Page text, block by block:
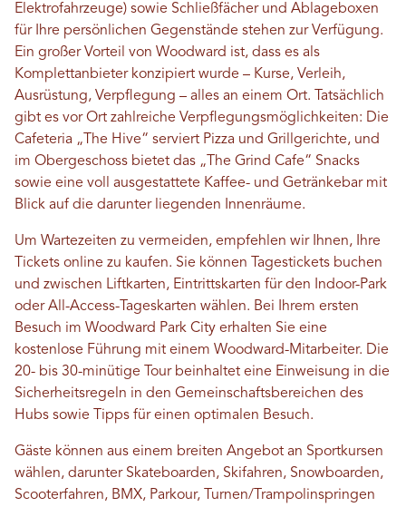
Elektrofahrzeuge) sowie Schließfächer und Ablageboxen
für Ihre persönlichen Gegenstände stehen zur Verfügung.
Ein großer Vorteil von Woodward ist, dass es als
Komplettanbieter konzipiert wurde – Kurse, Verleih,
Ausrüstung, Verpflegung – alles an einem Ort. Tatsächlich
gibt es vor Ort zahlreiche Verpflegungsmöglichkeiten: Die
Cafeteria „The Hive“ serviert Pizza und Grillgerichte, und
im Obergeschoss bietet das „The Grind Cafe“ Snacks
sowie eine voll ausgestattete Kaffee- und Getränkebar mit
Blick auf die darunter liegenden Innenräume.
Um Wartezeiten zu vermeiden, empfehlen wir Ihnen, Ihre
Tickets online zu kaufen. Sie können Tagestickets buchen
und zwischen Liftkarten, Eintrittskarten für den Indoor-Park
oder All-Access-Tageskarten wählen. Bei Ihrem ersten
Besuch im Woodward Park City erhalten Sie eine
kostenlose Führung mit einem Woodward-Mitarbeiter. Die
20- bis 30-minütige Tour beinhaltet eine Einweisung in die
Sicherheitsregeln in den Gemeinschaftsbereichen des
Hubs sowie Tipps für einen optimalen Besuch.
Gäste können aus einem breiten Angebot an Sportkursen
wählen, darunter Skateboarden, Skifahren, Snowboarden,
Scooterfahren, BMX, Parkour, Turnen/Trampolinspringen